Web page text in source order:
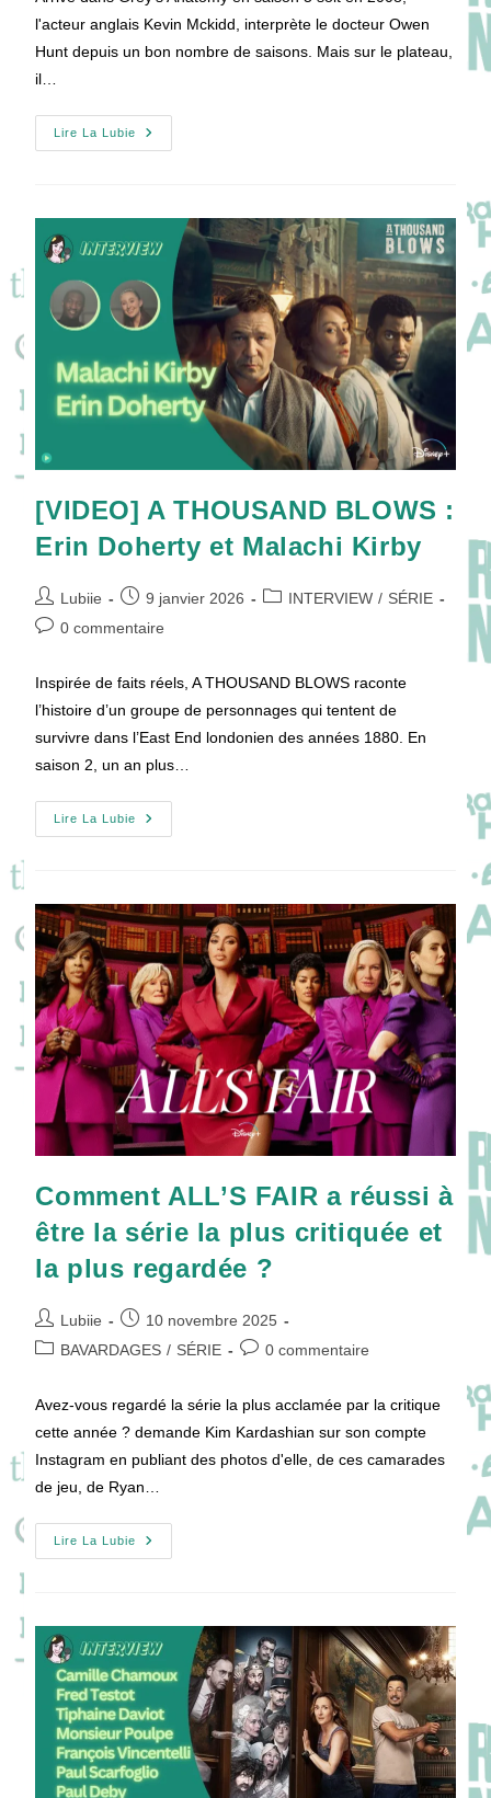
publication :
l'acteur anglais Kevin Mckidd, interprète le docteur Owen
Hunt depuis un bon nombre de saisons. Mais sur le plateau,
il…
Lire La Lubie
De
GREY’S
McKidd
Entre
Fiction,
Mémoire
Et
Engagement
!
[VIDEO] A THOUSAND BLOWS :
Erin Doherty et Malachi Kirby
Auteur/autrice
de
Lubiie
Publication
publiée :
9 janvier 2026
PostINTERVIEW / SÉRIE
Commentaires
publication :
0 commentaire
Inspirée de faits réels, A THOUSAND BLOWS raconte
l’histoire d’un groupe de personnages qui tentent de
survivre dans l’East End londonien des années 1880. En
saison 2, un an plus…
Lire La Lubie
[VIDEO]
A
Doherty
Et
Malachi
Kirby
Comment ALL’S FAIR a réussi à
être la série la plus critiquée et
la plus regardée ?
Auteur/autrice
de
Lubiie
Publication
publiée :
10 novembre 2025
PostBAVARDAGES / SÉRIE
Commentaires
publication :
0 commentaire
Avez-vous regardé la série la plus acclamée par la critique
cette année ? demande Kim Kardashian sur son compte
Instagram en publiant des photos d'elle, de ces camarades
de jeu, de Ryan…
Lire La Lubie
Comment
ALL’S
La
La
Plus
Critiquée
Et
La
Plus
Regardée
?